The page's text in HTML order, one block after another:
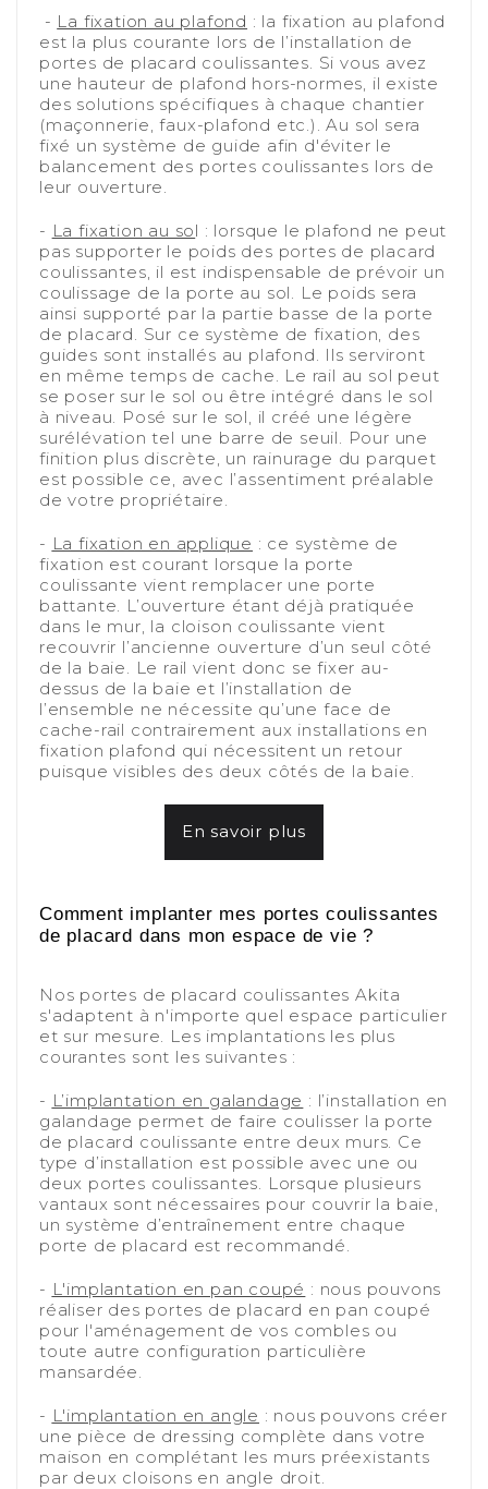
- La fixation au plafond : la fixation au plafond
est la plus courante lors de l’installation de
portes de placard coulissantes. Si vous avez
une hauteur de plafond hors-normes, il existe
des solutions spécifiques à chaque chantier
(maçonnerie, faux-plafond etc.). Au sol sera
fixé un système de guide afin d'éviter le
balancement des portes coulissantes lors de
leur ouverture.
- La fixation au sol : lorsque le plafond ne peut
pas supporter le poids des portes de placard
coulissantes, il est indispensable de prévoir un
coulissage de la porte au sol. Le poids sera
ainsi supporté par la partie basse de la porte
de placard. Sur ce système de fixation, des
guides sont installés au plafond. Ils serviront
en même temps de cache. Le rail au sol peut
se poser sur le sol ou être intégré dans le sol
à niveau. Posé sur le sol, il créé une légère
surélévation tel une barre de seuil. Pour une
finition plus discrète, un rainurage du parquet
est possible ce, avec l’assentiment préalable
de votre propriétaire.
- La fixation en applique : ce système de
fixation est courant lorsque la porte
coulissante vient remplacer une porte
battante. L’ouverture étant déjà pratiquée
dans le mur, la cloison coulissante vient
recouvrir l’ancienne ouverture d’un seul côté
de la baie. Le rail vient donc se fixer au-
dessus de la baie et l’installation de
l’ensemble ne nécessite qu’une face de
cache-rail contrairement aux installations en
fixation plafond qui nécessitent un retour
puisque visibles des deux côtés de la baie.
En savoir plus
Comment implanter mes portes coulissantes
de placard dans mon espace de vie ?
Nos portes de placard coulissantes Akita
s'adaptent à n'importe quel espace particulier
et sur mesure. Les implantations les plus
courantes sont les suivantes :
- L’implantation en galandage : l’installation en
galandage permet de faire coulisser la porte
de placard coulissante entre deux murs. Ce
type d’installation est possible avec une ou
deux portes coulissantes. Lorsque plusieurs
vantaux sont nécessaires pour couvrir la baie,
un système d’entraînement entre chaque
porte de placard est recommandé.
- L'implantation en pan coupé : nous pouvons
réaliser des portes de placard en pan coupé
pour l'aménagement de vos combles ou
toute autre configuration particulière
mansardée.
- L'implantation en angle : nous pouvons créer
une pièce de dressing complète dans votre
maison en complétant les murs préexistants
par deux cloisons en angle droit.